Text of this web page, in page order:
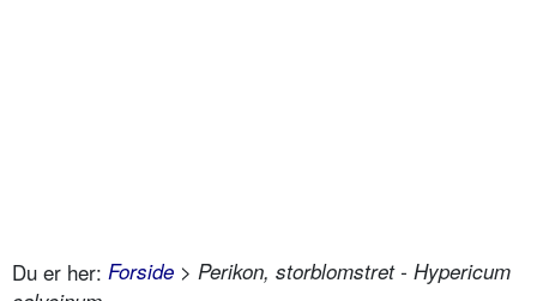
Du er her: Forside > Perikon, storblomstret - Hypericum